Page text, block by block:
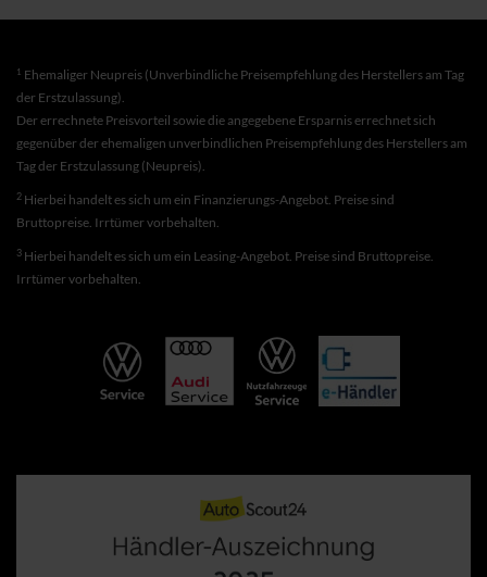
1 Ehemaliger Neupreis (Unverbindliche Preisempfehlung des Herstellers am Tag
der Erstzulassung).
Der errechnete Preisvorteil sowie die angegebene Ersparnis errechnet sich
gegenüber der ehemaligen unverbindlichen Preisempfehlung des Herstellers am
Tag der Erstzulassung (Neupreis).
2 Hierbei handelt es sich um ein Finanzierungs-Angebot. Preise sind
Bruttopreise. Irrtümer vorbehalten.
3 Hierbei handelt es sich um ein Leasing-Angebot. Preise sind Bruttopreise.
Irrtümer vorbehalten.